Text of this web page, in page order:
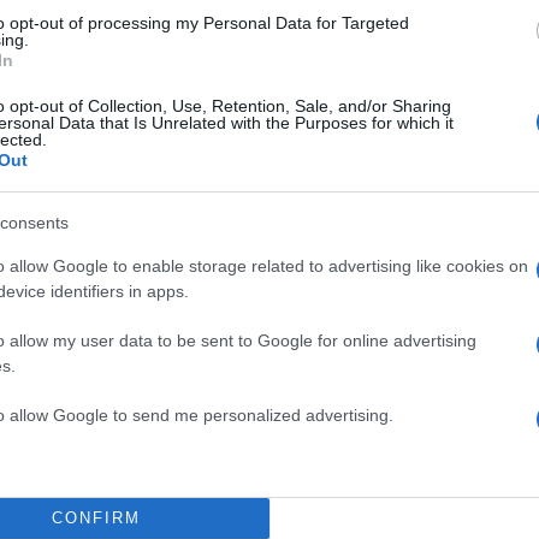
opt-out of processing my Personal Data for Targeted
opt-out of Collection, Use, Retention, Sale, and/or Sharing
Data that Is Unrelated with the Purposes for which it
allow Google to enable storage related to advertising like cookies on
identifiers in apps.
allow my user data to be sent to Google for online advertising
allow Google to send me personalized advertising.
CONFIRM
από reCAPTCHA, ισχύουνΠολιτική Απορρήτου&Όροι Χρήσης
για όλη την ειδησεογραφία και τατελευταία νέα της